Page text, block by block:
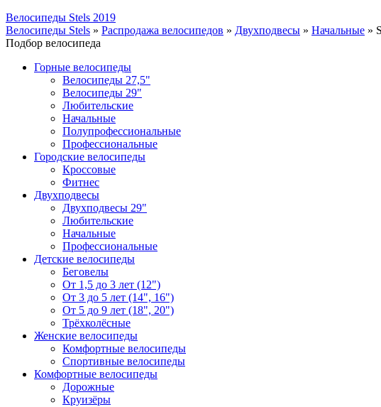
Велосипеды Stels 2019
Велосипеды Stels » Распродажа велосипедов » Двухподвесы » Начальные »
Подбор велосипеда
Горные велосипеды
Велосипеды 27,5"
Велосипеды 29"
Любительские
Начальные
Полупрофессиональные
Профессиональные
Городские велосипеды
Кроссовые
Фитнес
Двухподвесы
Двухподвесы 29"
Любительские
Начальные
Профессиональные
Детские велосипеды
Беговелы
От 1,5 до 3 лет (12")
От 3 до 5 лет (14", 16")
От 5 до 9 лет (18", 20")
Трёхколёсные
Женские велосипеды
Комфортные велосипеды
Спортивные велосипеды
Комфортные велосипеды
Дорожные
Круизёры